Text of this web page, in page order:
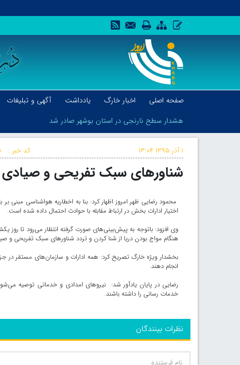
صفحه اصلی اخبار خارگ یادداشت آگهی و تبلیغات
هشدار سطح نارنجی در استان بوشهر صادر شد
هشدار سطح نارنجی در استان بوشهر صادر شد
کد خبر : ۱ آذر ۱۳۹۵ ۱۳:۰۴
شناورهای سبک تفریحی و صیادی
محمود رضایی ظهر امروز اظهار کرد: بنا به اخطاریه هواشناسی مبنی
اختیار ادارات بخش در ارتباط مقابله با حوادث احتمال داده شده است.
وی افزود: باتوجه به پیش‌بینی‌های صورت گرفته انتظار می‌رود تا روز
هنگام مواج بودن دریا از شنا کردن و تردد شناورهای سبک تفریحی و
بخشدار ویژه خارگ تصریح کرد: همه ادارات و سازمان‌های مستقر در
انجام دهند.
رضایی در پایان یادآور شد: نیروهای امدادی و خدماتی توصیه
خدمات رسانی را داشته باشند.
نظرات بینندگان